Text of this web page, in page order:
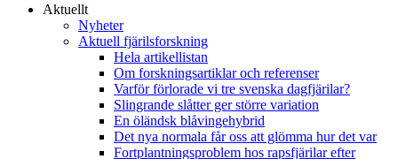
Aktuellt
Nyheter
Aktuell fjärilsforskning
Hela artikellistan
Om forskningsartiklar och referenser
Varför förlorade vi tre svenska dagfjärilar?
Slingrande slåtter ger större variation
En öländsk blåvingehybrid
Det nya normala får oss att glömma hur det var
Fortplantningsproblem hos rapsfjärilar efter